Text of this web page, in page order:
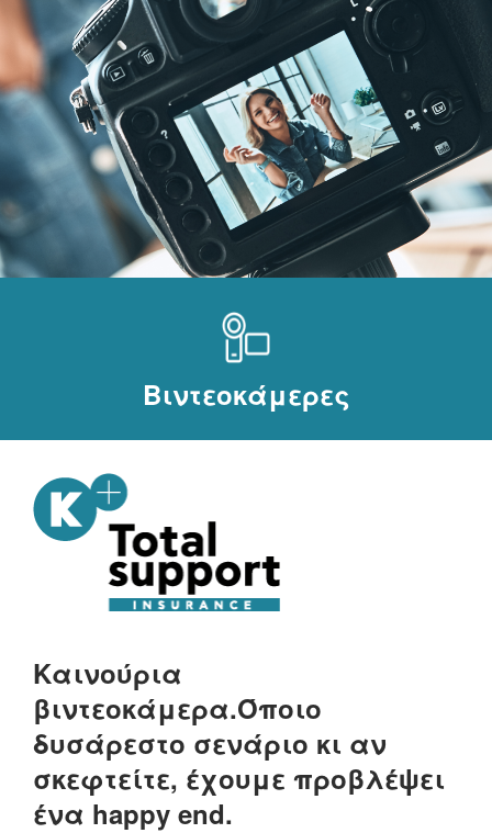
Βιντεοκάμερες
Καινούρια
βιντεοκάμερα.Όποιο
δυσάρεστο σενάριο κι αν
σκεφτείτε, έχουμε προβλέψει
ένα happy end.